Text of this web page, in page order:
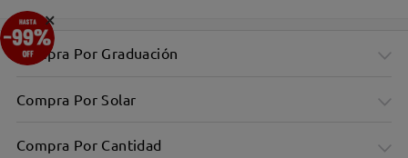
Compra Por Graduación
Compra Por Solar
Compra Por Cantidad
×